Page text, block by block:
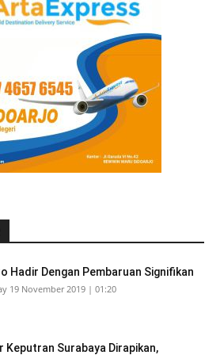
Hadir Dengan Pembaruan Signifikan
19 November 2019 | 01:20
Keputran Surabaya Dirapikan,